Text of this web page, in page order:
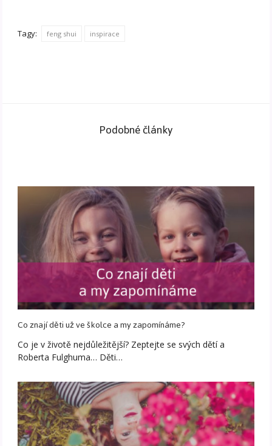
Tagy: feng shui inspirace
Podobné články
Co znají děti už ve školce a my zapomínáme?
Co je v životě nejdůležitější? Zeptejte se svých dětí a
Roberta Fulghuma… Děti…